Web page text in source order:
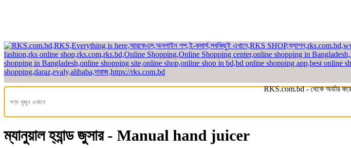
হেডলাইন RKS.com.bd - থেকে অর্ডার করে
ম্যানুয়াল হ্যান্ড জুসার - Manual hand juicer